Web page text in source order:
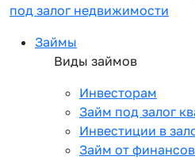
под залог недвижимости
Займы
Виды займов
Инвесторам
Займ под залог
Инвестиции в
Займ от